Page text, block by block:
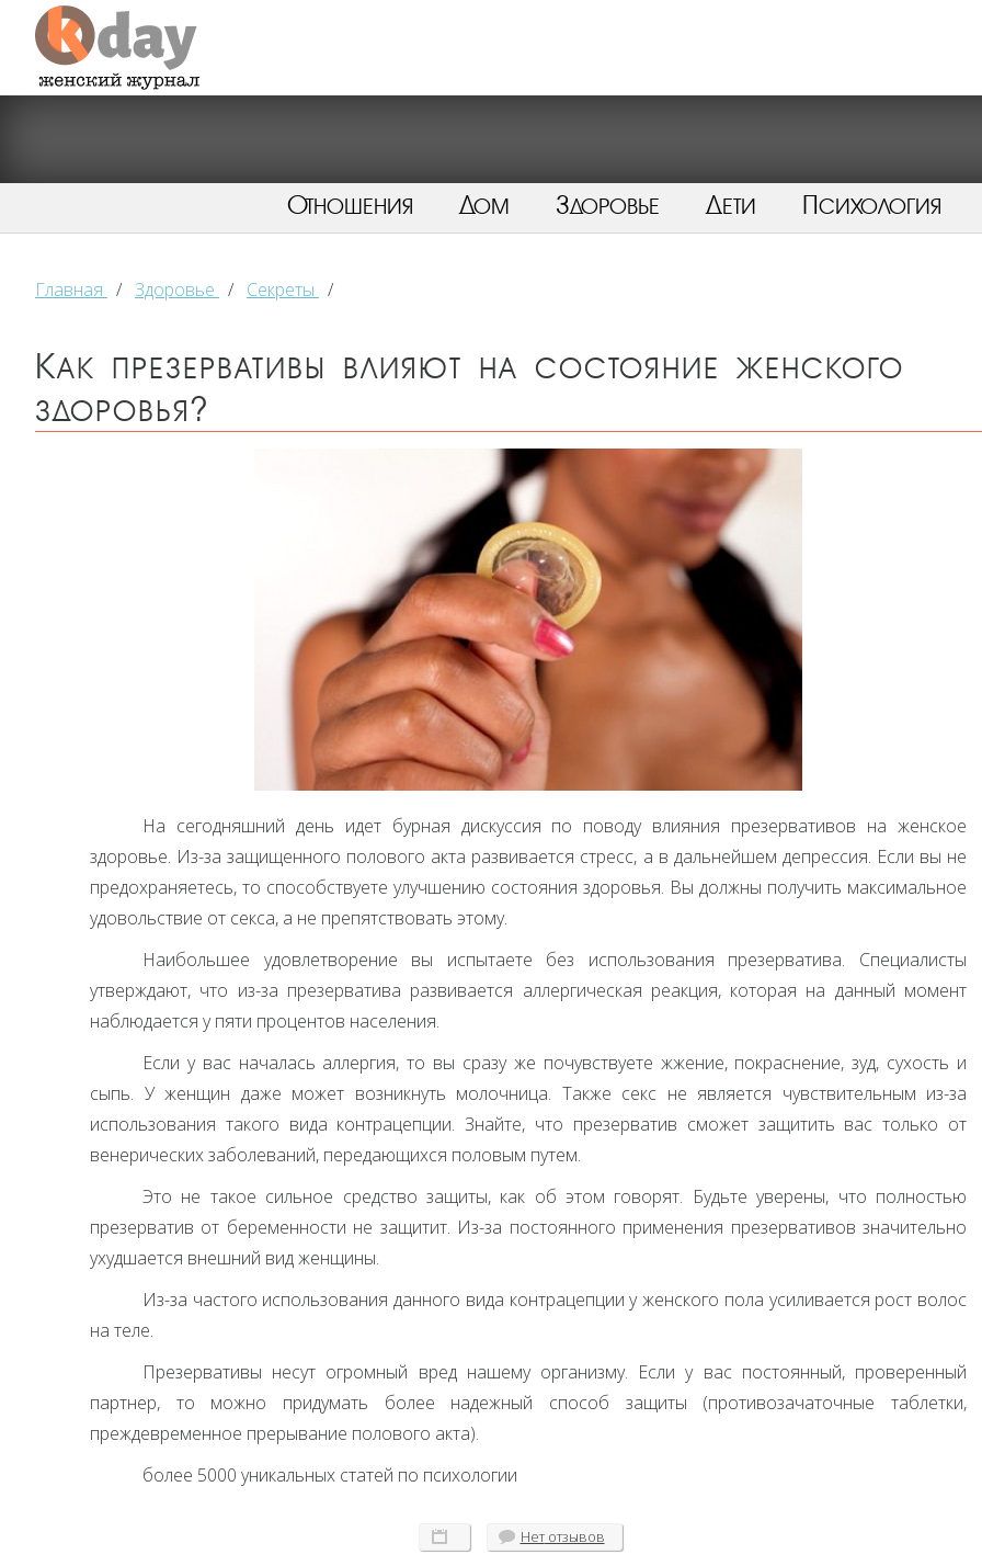
Отношения Дом Здоровье Дети Психология
Главная / Здоровье / Секреты /
Как презервативы влияют на состояние женского
здоровья?
На сегодняшний день идет бурная дискуссия по поводу влияния презервативов на женское
здоровье. Из-за защищенного полового акта развивается стресс, а в дальнейшем депрессия. Если вы не
предохраняетесь, то способствуете улучшению состояния здоровья. Вы должны получить максимальное
удовольствие от секса, а не препятствовать этому.
Наибольшее удовлетворение вы испытаете без использования презерватива. Специалисты
утверждают, что из-за презерватива развивается аллергическая реакция, которая на данный момент
наблюдается у пяти процентов населения.
Если у вас началась аллергия, то вы сразу же почувствуете жжение, покраснение, зуд, сухость и
сыпь. У женщин даже может возникнуть молочница. Также секс не является чувствительным из-за
использования такого вида контрацепции. Знайте, что презерватив сможет защитить вас только от
венерических заболеваний, передающихся половым путем.
Это не такое сильное средство защиты, как об этом говорят. Будьте уверены, что полностью
презерватив от беременности не защитит. Из-за постоянного применения презервативов значительно
ухудшается внешний вид женщины.
Из-за частого использования данного вида контрацепции у женского пола усиливается рост волос
на теле.
Презервативы несут огромный вред нашему организму. Если у вас постоянный, проверенный
партнер, то можно придумать более надежный способ защиты (противозачаточные таблетки,
преждевременное прерывание полового акта).
более 5000 уникальных статей по психологии
Нетотзывов